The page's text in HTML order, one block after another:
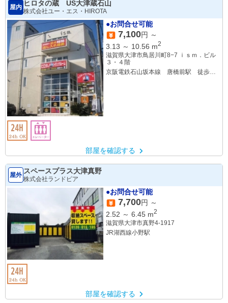
屋内
ヒロタの蔵 US大津蔵石山
株式会社ユー・エス・HIROTA
●お問合せ可能
7,100円 ～
3.13 ～ 10.56 m2
滋賀県大津市鳥居川町8−7 ｉｓｍ．ビル
３・４階
京阪電鉄石山坂本線 唐橋前駅 徒歩２
部屋を確認する
屋外 スペースプラス大津真野
株式会社ランドピア
●お問合せ可能
7,700円 ～
2.52 ～ 6.45 m2
滋賀県大津市真野4-1917
JR湖西線小野駅
部屋を確認する